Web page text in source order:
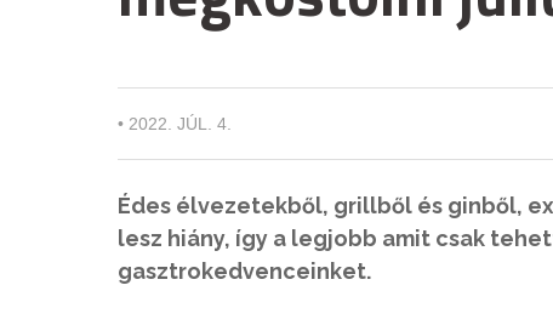
• 2022. JÚL. 4.
Édes élvezetekből, grillből és ginből,
lesz hiány, így a legjobb amit csak
gasztrokedvenceinket.